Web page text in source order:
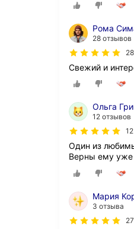
Рома
28 отзывов
Свежий и
Ольга
12 отзывов
Один из
Верны ему уже
Мария
3 отзыва